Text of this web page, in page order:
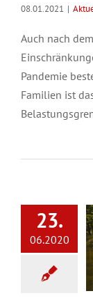
08.01.2021 |
Auch nach
Pandemie
Familien ist
23.
06.2020